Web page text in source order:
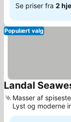
Se priser fra 2
Populært valg
Landal
Masser af
Lyst og moderne